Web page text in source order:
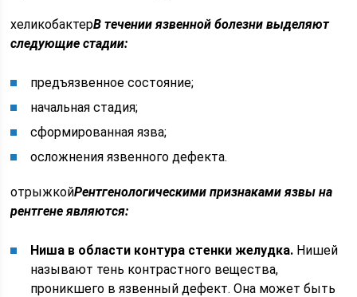
хеликобактерВ течении язвенной болезни выделяют
следующие стадии:
предъязвенное состояние;
начальная стадия;
сформированная язва;
осложнения язвенного дефекта.
отрыжкойРентгенологическими признаками язвы на
рентгене являются:
Ниша в области контура стенки желудка. Нишей
называют тень контрастного вещества,
проникшего в язвенный дефект. Она может быть